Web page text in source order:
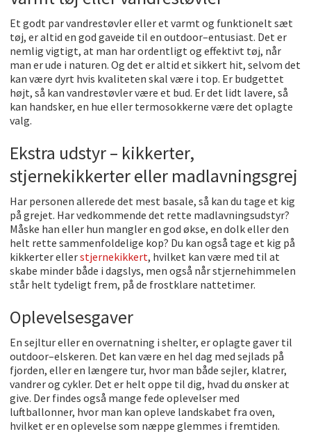
Etgodt parvandrestøvlerelleretvarmtog funktioneltsæt
tøj, eraltid en god gaveide til en outdoor–entusiast. Deter
nemlig vigtigt, at man harordentligtog effektivt tøj, når
man erude i naturen. Og deteraltid etsikkert hit, selvom det
kan være dyrt hvis kvaliteten skal være i top. Er budgettet
højt, så kan vandrestøvlervære et bud. Erdet lidt lavere, så
kan handsker, en hue eller termosokkerne være detoplagte
valg.
Ekstra udstyr– kikkerter,
stjernekikkertereller madlavningsgrej
Har personen allerede det mest basale, så kan du tage et kig
på grejet. Harvedkommende det rette madlavningsudstyr?
Måske han eller hun mangleren god økse, en dolkellerden
helt rette sammenfoldelige kop? Du kan også tage et kig på
kikkerterellerstjernekikkert, hvilket kan være med til at
skabe minder både i dagslys, men også nårstjernehimmelen
står helt tydeligt frem, på de frostklare nattetimer.
Oplevelsesgaver
En sejlturelleren overnatning i shelter, eroplagte gaver til
outdoor–elskeren. Det kan være en hel dag med sejlads på
fjorden, elleren længere tur, hvor man både sejler, klatrer,
vandrerog cykler. Deter heltoppe til dig, hvad du ønskerat
give. Der findes også mange fede oplevelser med
luftballonner, hvor man kan opleve landskabet fra oven,
hvilket er en oplevelse som næppe glemmes i fremtiden.